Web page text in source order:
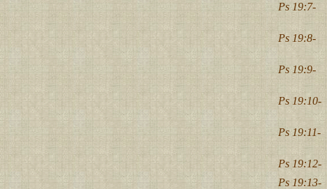
Ps 19:7-
Ps 19:8-
Ps 19:9-
Ps 19:10-
Ps 19:11-
Ps 19:12-
Ps 19:13-